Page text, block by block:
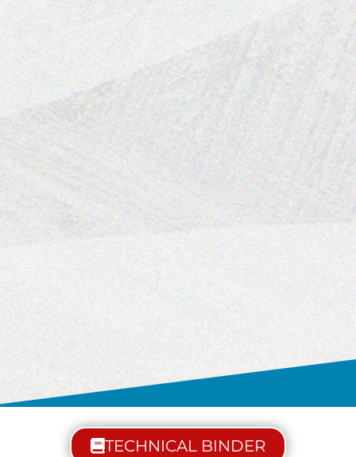
TECHNICAL BINDER